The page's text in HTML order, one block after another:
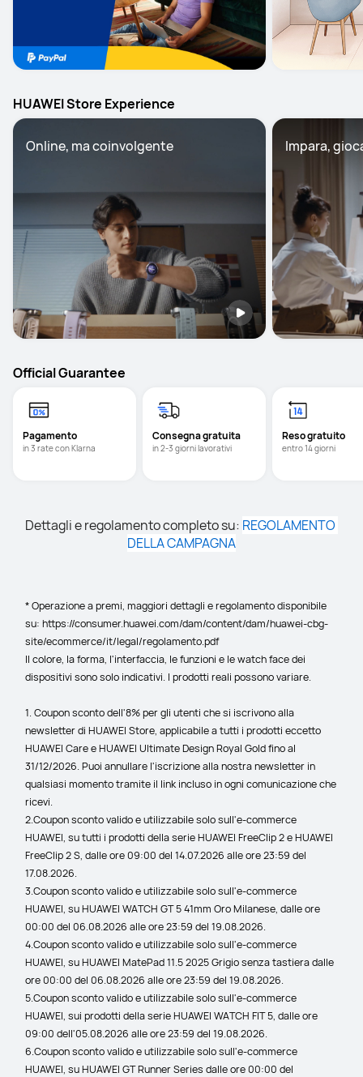
HUAWEI Store Experience
Online, ma coinvolgente Impara,
Official Guarantee
Pagamento
in 3 rate con Klarna
Consegna gratuita
in 2-3 giorni lavorativi entro 14 giorni
Dettagli e regolamento completo su: REGOLAMENTO
DELLA CAMPAGNA
* Operazione a premi, maggiori dettagli e regolamento disponibile
su: https://consumer.huawei.com/dam/content/dam/huawei-cbg-
site/ecommerce/it/legal/regolamento.pdf
Il colore, la forma, l'interfaccia, le funzioni e le watch face dei
dispositivi sono solo indicativi. I prodotti reali possono variare.
1. Coupon sconto dell'8% per gli utenti che si iscrivono alla
newsletter di HUAWEI Store, applicabile a tutti i prodotti eccetto
HUAWEI Care e HUAWEI Ultimate Design Royal Gold fino al
31/12/2026. Puoi annullare l'iscrizione alla nostra newsletter in
qualsiasi momento tramite il link incluso in ogni comunicazione che
ricevi.
2.Coupon sconto valido e utilizzabile solo sull'e-commerce
HUAWEI, su tutti i prodotti della serie HUAWEI FreeClip 2 e HUAWEI
FreeClip 2 S, dalle ore 09:00 del 14.07.2026 alle ore 23:59 del
17.08.2026.
3.Coupon sconto valido e utilizzabile solo sull'e-commerce
HUAWEI, su HUAWEI WATCH GT 5 41mm Oro Milanese, dalle ore
00:00 del 06.08.2026 alle ore 23:59 del 19.08.2026.
4.Coupon sconto valido e utilizzabile solo sull'e-commerce
HUAWEI, su HUAWEI MatePad 11.5 2025 Grigio senza tastiera dalle
ore 00:00 del 06.08.2026 alle ore 23:59 del 19.08.2026.
5.Coupon sconto valido e utilizzabile solo sull'e-commerce
HUAWEI, sui prodotti della serie HUAWEI WATCH FIT 5, dalle ore
09:00 dell'05.08.2026 alle ore 23:59 del 19.08.2026.
6.Coupon sconto valido e utilizzabile solo sull'e-commerce
HUAWEI, su HUAWEI GT Runner Series dalle ore 00:00 del